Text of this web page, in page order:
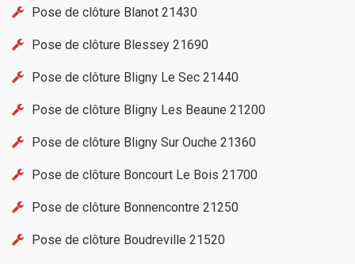
Pose de clôture Blanot 21430
Pose de clôture Blessey 21690
Pose de clôture Bligny Le Sec 21440
Pose de clôture Bligny Les Beaune 21200
Pose de clôture Bligny Sur Ouche 21360
Pose de clôture Boncourt Le Bois 21700
Pose de clôture Bonnencontre 21250
Pose de clôture Boudreville 21520